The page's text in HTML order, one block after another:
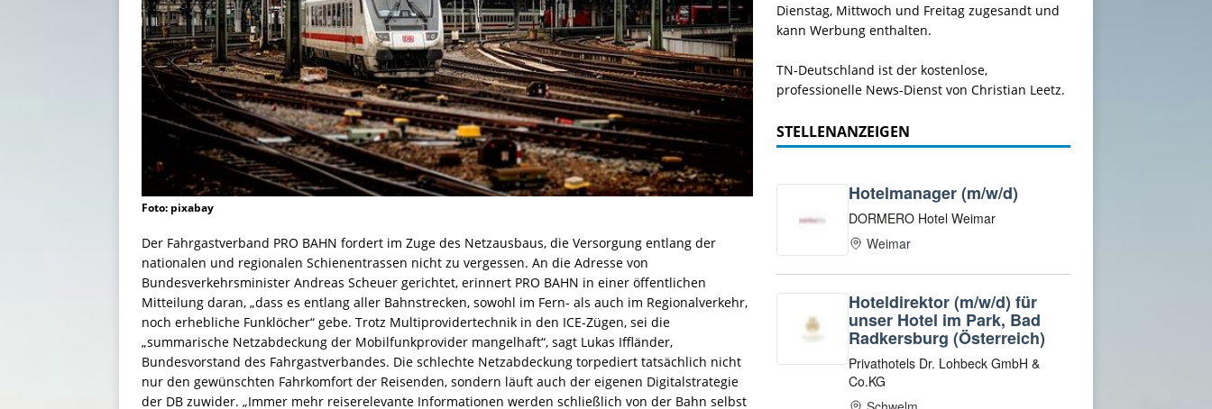
Foto: pixabay
Der Fahrgastverband PRO BAHN fordert im Zuge des Netzausbaus, die Versorgung entlang der
nationalen und regionalen Schienentrassen nicht zu vergessen. An die Adresse von
Bundesverkehrsminister Andreas Scheuer gerichtet, erinnert PRO BAHN in einer öffentlichen
Mitteilung daran, „dass es entlang aller Bahnstrecken, sowohl im Fern- als auch im Regionalverkehr,
noch erhebliche Funklöcher“ gebe. Trotz Multiprovidertechnik in den ICE-Zügen, sei die
„summarische Netzabdeckung der Mobilfunkprovider mangelhaft“, sagt Lukas Iffländer,
Bundesvorstand des Fahrgastverbandes. Die schlechte Netzabdeckung torpediert tatsächlich nicht
nur den gewünschten Fahrkomfort der Reisenden, sondern läuft auch der eigenen Digitalstrategie
der DB zuwider. „Immer mehr reiserelevante Informationen werden schließlich von der Bahn selbst
Dienstag, Mittwoch und Freitag zugesandt und
kann Werbung enthalten.
TN-Deutschland ist der kostenlose,
professionelle News-Dienst von Christian Leetz.
STELLENANZEIGEN